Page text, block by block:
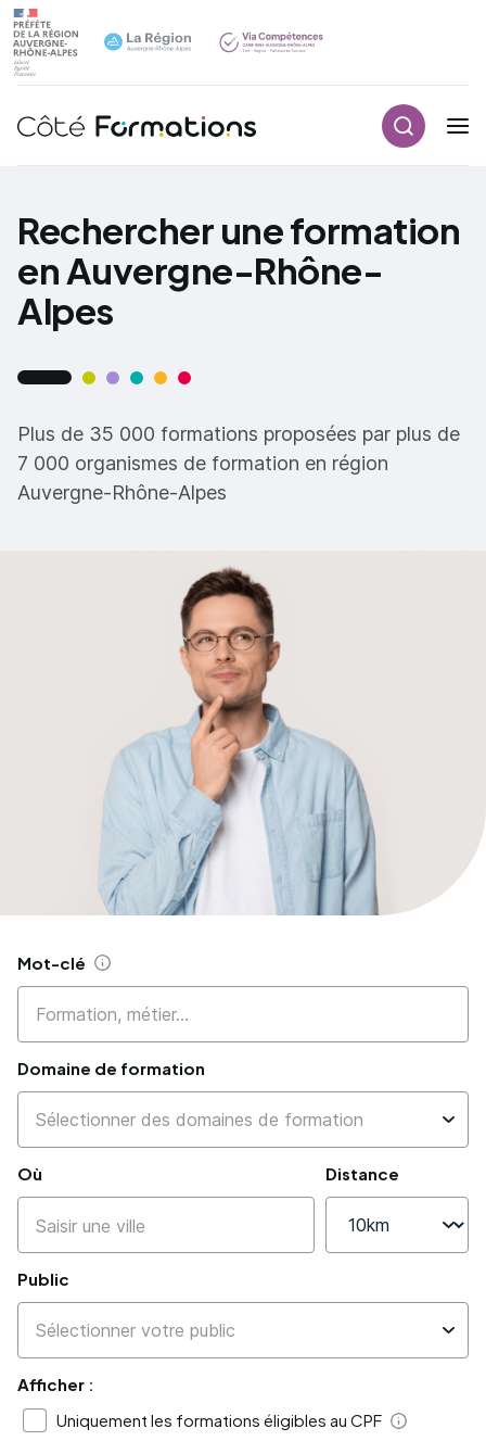
Navigation principale
Rechercher une formation
en Auvergne-Rhône-
Alpes
Plus de 35 000 formations proposées par plus de
7 000 organismes de formation en région
Auvergne-Rhône-Alpes
Mot-clé Aide
Domaine de formation
Où Distance
Public
Afficher :
Uniquement les formations éligibles au CPF
Aide